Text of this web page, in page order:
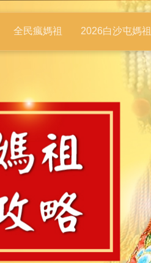
全民瘋媽祖 2026白沙屯媽祖